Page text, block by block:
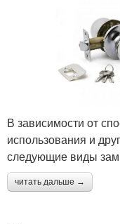
В зависимости от
использования и
следующие виды
читать дальше →